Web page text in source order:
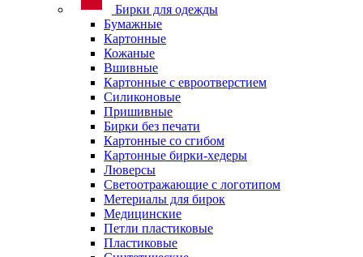
Бирки для одежды
Бумажные
Картонные
Кожаные
Вшивные
Картонные с евроотверстием
Силиконовые
Пришивные
Бирки без печати
Картонные со сгибом
Картонные бирки-хедеры
Люверсы
Светоотражающие с логотипом
Метериалы для бирок
Медицинские
Петли пластиковые
Пластиковые